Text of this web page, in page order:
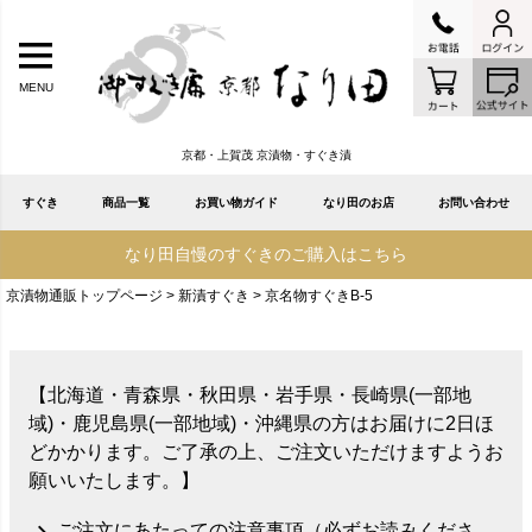
MENU
京都・上賀茂 京漬物・すぐき漬
すぐき 商品一覧 お買い物ガイド なり田のお店 お問い合わせ
なり田自慢のすぐきのご購入はこちら
京漬物通販トップページ 新漬すぐき 京名物すぐきB-5
【北海道・青森県・秋田県・岩手県・長崎県(一部地
域)・鹿児島県(一部地域)・沖縄県の方はお届けに2日ほ
どかかります。ご了承の上、ご注文いただけますようお
願いいたします。】